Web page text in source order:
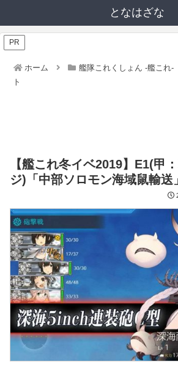
となはざな
PR
ホーム 艦隊これくしょん -艦これ-
ト
【艦これ冬イベ2019】E1(甲
ジ)「中部ソロモン海域鼠輸送